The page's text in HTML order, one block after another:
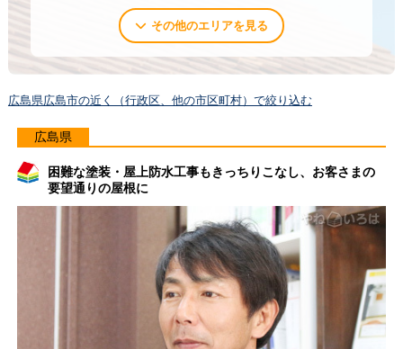
その他のエリアを見る
広島県広島市の近く（行政区、他の市区町村）で絞り込む
広島県
困難な塗装・屋上防水工事もきっちりこなし、お客さまの
要望通りの屋根に